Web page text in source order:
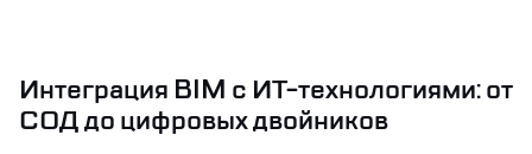
Интеграция BIM с ИТ-технологиями: от
СОД до цифровых двойников